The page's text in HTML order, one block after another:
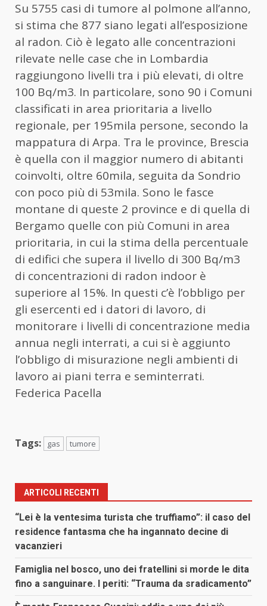
Su 5755 casi di tumore al polmone all’anno,
si stima che 877 siano legati all’esposizione
al radon. Ciò è legato alle concentrazioni
rilevate nelle case che in Lombardia
raggiungono livelli tra i più elevati, di oltre
100 Bq/m3. In particolare, sono 90 i Comuni
classificati in area prioritaria a livello
regionale, per 195mila persone, secondo la
mappatura di Arpa. Tra le province, Brescia
è quella con il maggior numero di abitanti
coinvolti, oltre 60mila, seguita da Sondrio
con poco più di 53mila. Sono le fasce
montane di queste 2 province e di quella di
Bergamo quelle con più Comuni in area
prioritaria, in cui la stima della percentuale
di edifici che supera il livello di 300 Bq/m3
di concentrazioni di radon indoor è
superiore al 15%. In questi c’è l’obbligo per
gli esercenti ed i datori di lavoro, di
monitorare i livelli di concentrazione media
annua negli interrati, a cui si è aggiunto
l’obbligo di misurazione negli ambienti di
lavoro ai piani terra e seminterrati.
Federica Pacella
Tags: gas tumore
ARTICOLI RECENTI
“Lei è la ventesima turista che truffiamo”: il caso del
residence fantasma che ha ingannato decine di
vacanzieri
Famiglia nel bosco, uno dei fratellini si morde le dita
fino a sanguinare. I periti: “Trauma da sradicamento”